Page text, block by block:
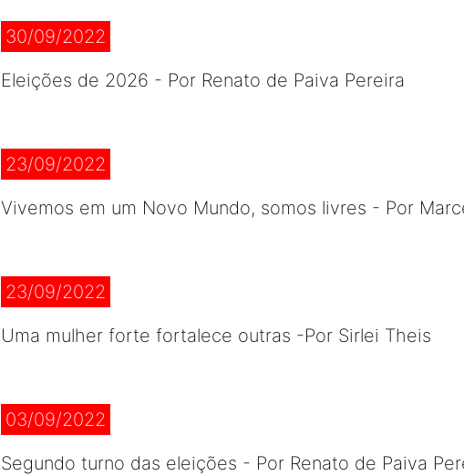
30/09/2022
Eleições de 2026 - Por Renato de Paiva Pereira
23/09/2022
Vivemos em um Novo Mundo, somos livres - Por
23/09/2022
Uma mulher forte fortalece outras -Por Sirlei Theis
03/09/2022
Segundo turno das eleições - Por Renato de Paiva